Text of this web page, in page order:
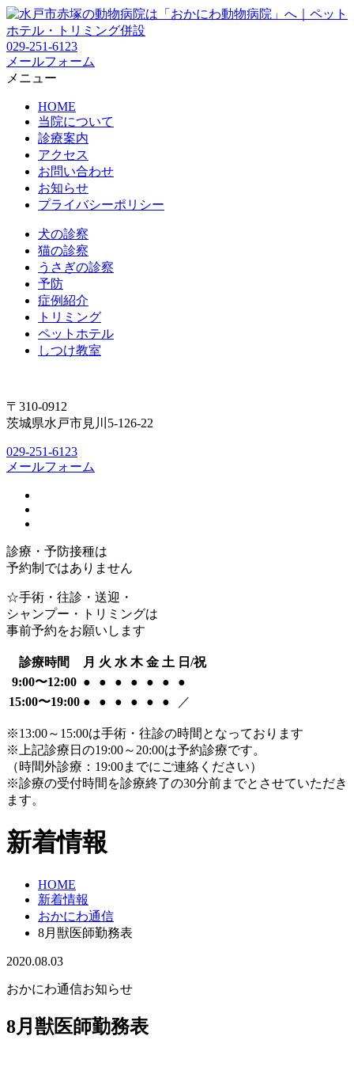
029-251-6123
メールフォーム
メニュー
HOME
当院について
診療案内
アクセス
お問い合わせ
お知らせ
プライバシーポリシー
犬の診察
猫の診察
うさぎの診察
予防
症例紹介
トリミング
ペットホテル
しつけ教室
〒310-0912
茨城県水戸市見川5-126-22
029-251-6123
メールフォーム
診療・予防接種は
予約制ではありません
☆手術・往診・送迎・
シャンプー・トリミングは
事前予約をお願いします
診療時間 月 火 水 木 金 土 日/祝
9:00〜12:00 ● ● ● ● ● ●
●
15:00〜19:00 ● ● ● ● ● ● ／
※13:00～15:00は手術・往診の時間となっております
※上記診療日の19:00～20:00は予約診療です。
（時間外診療：19:00までにご連絡ください）
※診療の受付時間を診療終了の30分前までとさせていただき
ます。
新着情報
HOME
新着情報
おかにわ通信
8月獣医師勤務表
2020.08.03
おかにわ通信お知らせ
8月獣医師勤務表